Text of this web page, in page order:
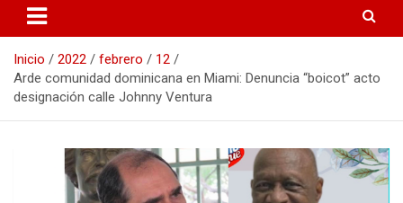
Inicio 2022 febrero
12
Arde comunidad dominicana en Miami: Denuncia “boicot” acto
designación calle Johnny Ventura